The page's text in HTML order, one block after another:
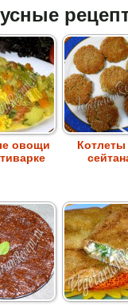
овощи
Котлеты